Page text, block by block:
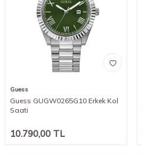
Guess
Guess GUGW0265G10 Erkek Kol
Saati
10.790,00 TL